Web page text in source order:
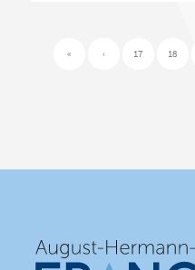
« ‹ 17 18